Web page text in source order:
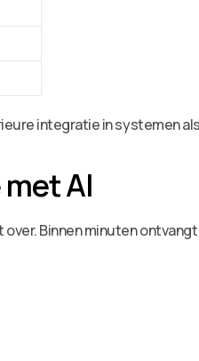
integratie in systemen
AI
Binnen minuten